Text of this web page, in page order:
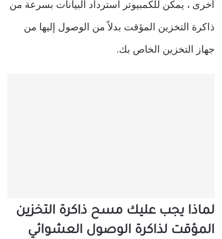
أخرى ، يمكن للكمبيوتر استرداد البيانات بسرعة من
ذاكرة التخزين المؤقت بدلاً من الوصول إليها من
جهاز التخزين الخاص بك.
لماذا يجب عليك مسح ذاكرة التخزين
المؤقت لذاكرة الوصول العشوائي